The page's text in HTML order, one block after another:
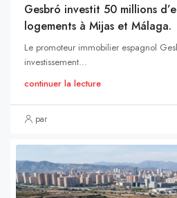
Gesbró investit 50 millions
logements à Mijas et Málaga.
Le promoteur immobilier espagnol
investissement...
continuer la lecture
par